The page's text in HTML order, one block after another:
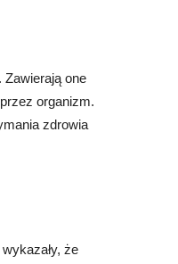
one
organizm.
zdrowia
że